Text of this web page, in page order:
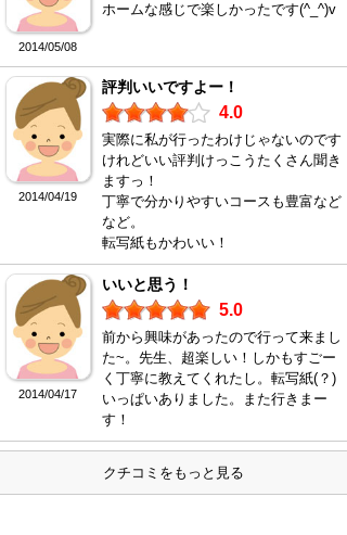
2014/05/08
ホームな感じで楽しかったです(^_^)v
2014/04/19
評判いいですよー！
4.0
実際に私が行ったわけじゃないのです
けれどいい評判けっこうたくさん聞き
ますっ！
丁寧で分かりやすいコースも豊富など
など。
転写紙もかわいい！
2014/04/17
いいと思う！
5.0
前から興味があったので行って来まし
た~。先生、超楽しい！しかもすごー
く丁寧に教えてくれたし。転写紙(？)
いっぱいありました。また行きまー
す！
クチコミをもっと見る